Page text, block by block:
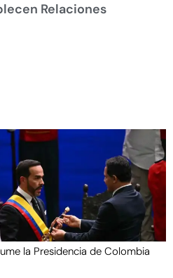
Relaciones
la Presidencia de Colombia